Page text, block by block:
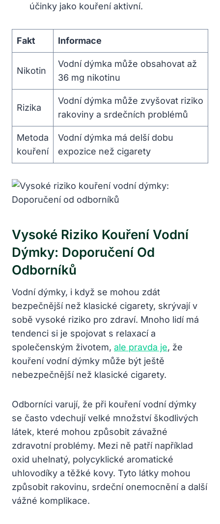
účinky jako kouření aktivní.
Fakt Informace
Nikotin
Vodní dýmka může obsahovat až
36 mg nikotinu
Rizika
Vodní dýmka může zvyšovat riziko
rakoviny a srdečních problémů
Metoda
kouření
Vodní dýmka má delší dobu
expozice než cigarety
Vysoké Riziko Kouření Vodní
Dýmky: Doporučení Od
Odborníků
Vodní dýmky, i když se mohou zdát
bezpečnější než klasické cigarety, skrývají v
sobě vysoké riziko pro zdraví. Mnoho lidí má
tendenci si je spojovat s relaxací a
společenským životem, ale pravda je, že
kouření vodní dýmky může být ještě
nebezpečnější než klasické cigarety.
Odborníci varují, že při kouření vodní dýmky
se často vdechují velké množství škodlivých
látek, které mohou způsobit závažné
zdravotní problémy. Mezi ně patří například
oxid uhelnatý, polycyklické aromatické
uhlovodíky a těžké kovy. Tyto látky mohou
způsobit rakovinu, srdeční onemocnění a další
vážné komplikace.